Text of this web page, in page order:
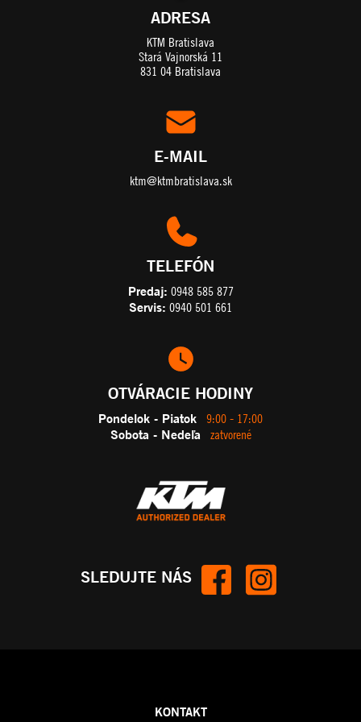
ADRESA
KTM Bratislava
Stará Vajnorská 11
831 04 Bratislava
E-MAIL
ktm@ktmbratislava.sk
TELEFÓN
Predaj: 0948 585 877
Servis: 0940 501 661
OTVÁRACIE HODINY
Pondelok - Piatok 9:00 - 17:00
Sobota - Nedeľa zatvorené
SLEDUJTE NÁS
KONTAKT